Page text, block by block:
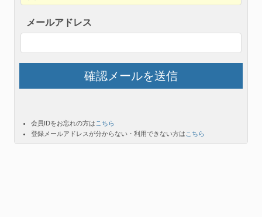
メールアドレス
確認メールを送信
会員IDをお忘れの方は こちら
登録メールアドレスが分からない・利用できない方は こちら